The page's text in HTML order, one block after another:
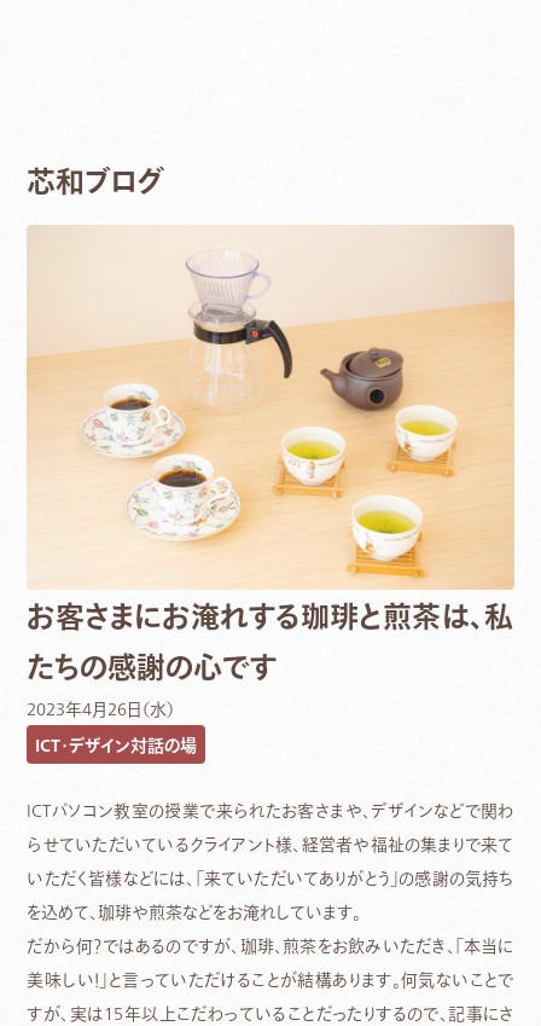
芯和ブログ
お客さまにお淹れする珈琲と煎茶は、私
たちの感謝の心です
2023年4月26日（水）
ICT・デザイン対話の場
ICTパソコン教室の授業で来られたお客さまや、デザインなどで関わ
らせていただいているクライアント様、経営者や福祉の集まりで来て
いただく皆様などには、「来ていただいてありがとう」の感謝の気持ち
を込めて、珈琲や煎茶などをお淹れしています。
だから何？ではあるのですが、珈琲、煎茶をお飲みいただき、「本当に
美味しい！」と言っていただけることが結構あります。何気ないことで
すが、実は15年以上こだわっていることだったりするので、記事にさ